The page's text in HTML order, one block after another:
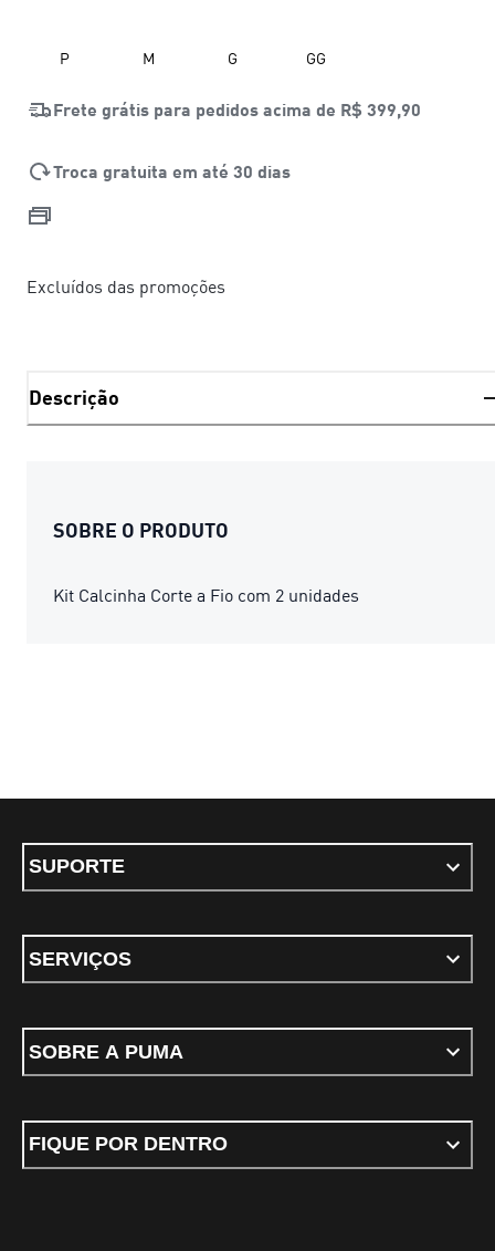
P M G GG
Frete grátis para pedidos acima de R$ 399,90
Troca gratuita em até 30 dias
Excluídos das promoções
Descrição
SOBRE O PRODUTO
Kit Calcinha Corte a Fio com 2 unidades
SUPORTE
SERVIÇOS
SOBRE A PUMA
FIQUE POR DENTRO